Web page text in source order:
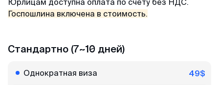
Сделали визу в Японию, запросив у меня
минимум пакета документа, в отличие от
Отзыв с Telegram · 2024
Юрлицам доступна оплата по счёту без НДС.
Госпошлина включена в стоимость.
Стандартно (7~10 дней)
Однократная виза 49$